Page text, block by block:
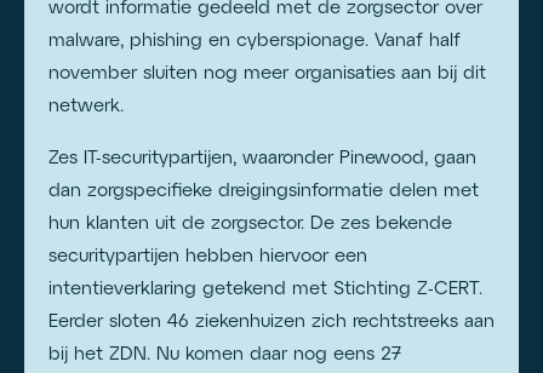
wordt informatie gedeeld met de zorgsector over
malware, phishing en cyberspionage. Vanaf half
november sluiten nog meer organisaties aan bij dit
netwerk.
Zes IT-securitypartijen, waaronder Pinewood, gaan
dan zorgspecifieke dreigingsinformatie delen met
hun klanten uit de zorgsector. De zes bekende
securitypartijen hebben hiervoor een
intentieverklaring getekend met Stichting Z-CERT.
Eerder sloten 46 ziekenhuizen zich rechtstreeks aan
bij het ZDN. Nu komen daar nog eens 27